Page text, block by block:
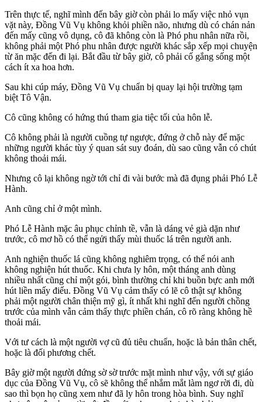
Trên thực tế, nghĩ mình đến bây giờ còn phải lo mấy việc nhỏ vụn
vặt này, Đồng Vũ Vụ không khỏi phiền não, nhưng dù có chán nản
đến mấy cũng vô dụng, cô đã không còn là Phó phu nhân nữa rồi,
không phải một Phó phu nhân được người khác sắp xếp mọi chuyện
từ ăn mặc đến đi lại. Bắt đầu từ bây giờ, cô phải cố gắng sống một
cách ít xa hoa hơn.
Sau khi cúp máy, Đồng Vũ Vụ chuẩn bị quay lại hội trường tạm
biệt Tô Vận.
Cô cũng không có hứng thú tham gia tiệc tối của hôn lễ.
Cô không phải là người cuồng tự ngược, đứng ở chỗ này để mặc
những người khác tùy ý quan sát suy đoán, dù sao cũng vẫn có chút
không thoải mái.
Nhưng cô lại không ngờ tới chỉ đi vài bước mà đã đụng phải Phó Lễ
Hành.
Anh cũng chỉ ở một mình.
Phó Lễ Hành mặc âu phục chỉnh tề, vẫn là dáng vẻ già dặn như
trước, cô mơ hồ có thể ngửi thấy mùi thuốc lá trên người anh.
Anh nghiện thuốc lá cũng không nghiêm trọng, có thể nói anh
không nghiện hút thuốc. Khi chưa ly hôn, một tháng anh dùng
nhiều nhất cũng chỉ một gói, bình thường chỉ khi buồn bực anh mới
hút liền mấy điếu. Đồng Vũ Vụ cảm thấy có lẽ cô thật sự không
phải một người chân thiện mỹ gì, ít nhất khi nghĩ đến người chồng
trước của mình vẫn cảm thấy thực phiền chán, cô rõ ràng không hề
thoải mái.
Với tư cách là một người vợ cũ đủ tiêu chuẩn, hoặc là bản thân chết,
hoặc là đối phương chết.
Bây giờ một người đứng sờ sờ trước mặt mình như vậy, với sự giáo
dục của Đồng Vũ Vụ, cô sẽ không thể nhắm mắt làm ngơ rời đi, dù
sao thì bọn họ cũng xem như đã ly hôn trong hòa bình. Suy nghĩ